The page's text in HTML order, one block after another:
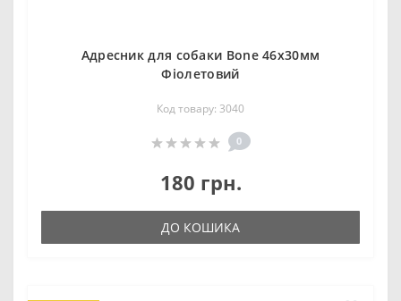
Адресник для собаки Bone 46х30мм
Фіолетовий
Код товару: 3040
0
180 грн.
ДО КОШИКА